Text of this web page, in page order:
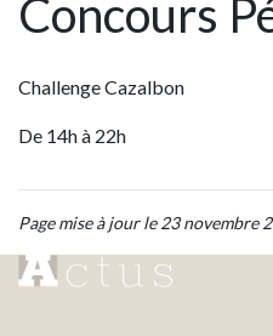
Concours
Challenge Cazalbon
De 14h à 22h
Page mise à jour le 23 novembre